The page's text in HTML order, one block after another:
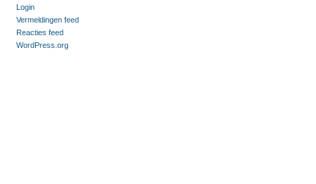
Login
Vermeldingen feed
Reacties feed
WordPress.org